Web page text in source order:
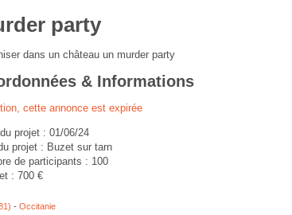
party
dans un château un murder party
& Informations
cette annonce est expirée
projet : 01/06/24
projet : Buzet sur tarn
de participants : 100
: 700 €
- Occitanie